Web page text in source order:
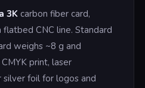
3Kcarbon fiber card,
CNC line. Standard
weighs ~8 g and
print, laser
silver foil for logos and